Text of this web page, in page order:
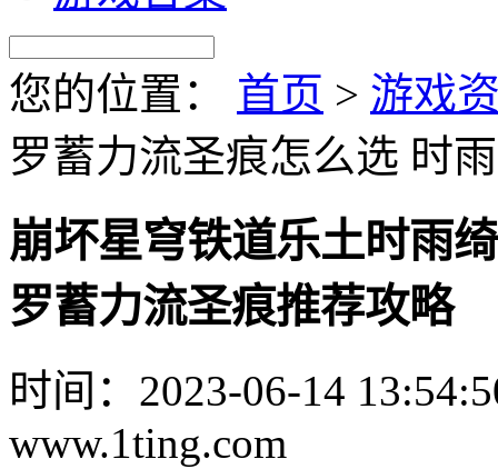
您的位置： 首页 > 游戏
罗蓄力流圣痕怎么选 时
崩坏星穹铁道乐土时雨
罗蓄力流圣痕推荐攻略
时间：2023-06-14
www.1ting.com